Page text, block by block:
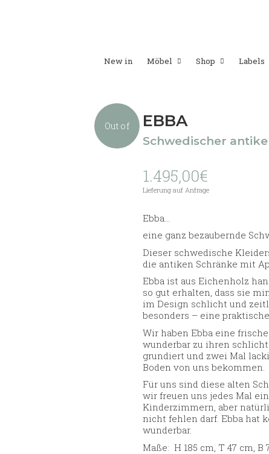
New in Möbel Shop Labels
Out of EBBA
Schwedischer
1.495,00€
Lieferung auf Anfrage
Ebba…
eine ganz bezaubernde
Dieser schwedische
die antiken Schränke mit
Ebba ist aus Eichenholz
so gut erhalten, dass sie
im Design schlicht und
besonders – eine
Wir haben Ebba eine
wunderbar zu ihren
grundiert und zwei Mal
Boden von uns bekommen.
Für uns sind diese alten
wir freuen uns jedes Mal
Kinderzimmern, aber
nicht fehlen darf. Ebba hat
wunderbar.
Maße: H 185 cm, T 47 cm, B